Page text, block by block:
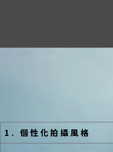
1. 個性化拍攝風格